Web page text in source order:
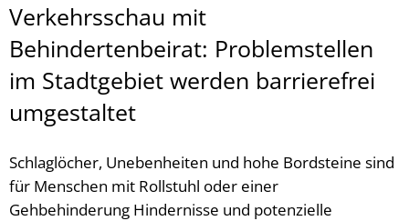
Verkehrsschau mit
Behindertenbeirat: Problemstellen
im Stadtgebiet werden barrierefrei
umgestaltet
Schlaglöcher, Unebenheiten und hohe Bordsteine sind
für Menschen mit Rollstuhl oder einer
Gehbehinderung Hindernisse und potenzielle